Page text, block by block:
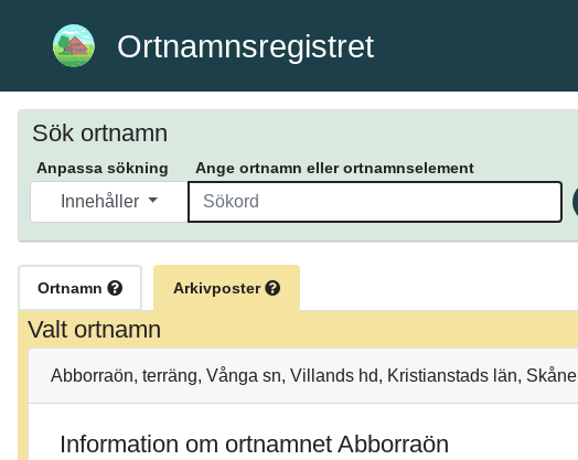
Ortnamnsregistret
Sök ortnamn
Anpassa sökning Ange ortnamn eller ortnamnselement
Innehåller
Ortnamn Arkivposter
Valt ortnamn
Abborraön, terräng, Vånga sn, Villands hd, Kristianstads län, Skåne
Information om ortnamnet Abborraön